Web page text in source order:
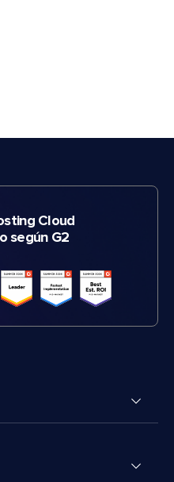
Cloud
según G2